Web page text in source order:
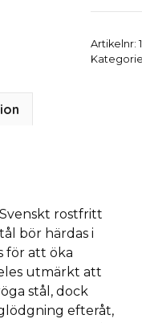
Artikelnr:
Svenskt rostfritt
bör härdas i
för att öka
utmärkt att
stål, dock
efteråt,